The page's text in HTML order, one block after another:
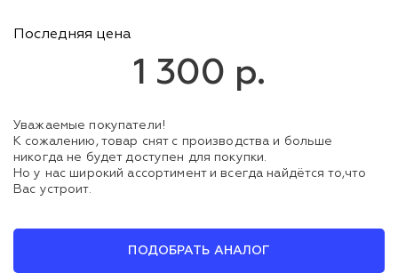
Последняя цена
1 300 р.
Уважаемые покупатели!
К сожалению, товар снят с производства и больше
никогда не будет доступен для покупки.
Но у нас широкий ассортимент и всегда найдётся то,что
Вас устроит.
ПОДОБРАТЬ АНАЛОГ